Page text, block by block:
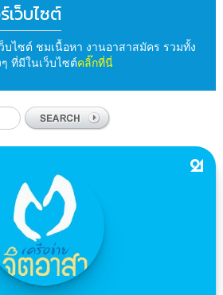
เว็บไซต์
บไซต์ ชมเนื้อหา งานอาสาสมัคร รวมทั้ง
ที่มีในเว็บไซต์คลิ๊กที่นี่